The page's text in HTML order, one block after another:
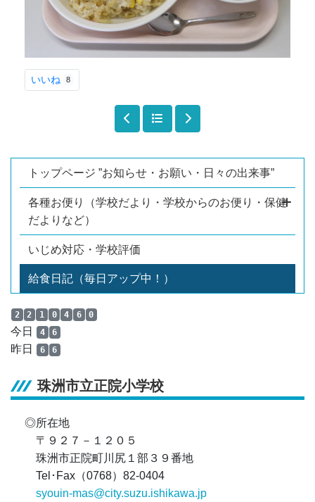
トップページ ”お知らせ・お願い・日々の出来事”
各種お便り（学校だより・学校からのお便り・保健
だよりなど）
いじめ対応・学校評価
給食日記（毎日アップ中！）
2 2 1 0 4 6 0
今日 4 6
昨日 6 6
珠洲市立正院小学校
◎所在地
〒９２７－１２０５
珠洲市正院町川尻１部３９番地
Tel･Fax（0768）82-0404
syouin-mas@city.suzu.ishikawa.jp
いいね 8